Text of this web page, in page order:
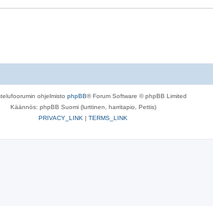
ohjelmisto phpBB® Forum Software © phpBB Limited
Käännös: phpBB Suomi (lurttinen, harritapio, Pettis)
PRIVACY_LINK | TERMS_LINK